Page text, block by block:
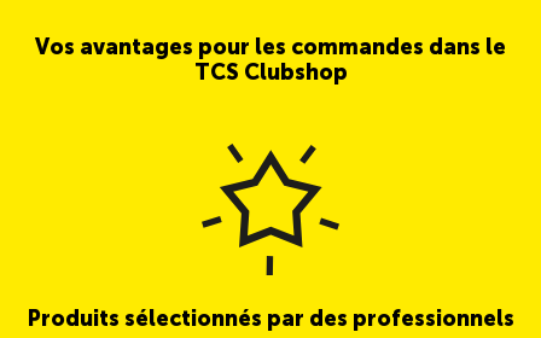
Vos avantages pour les commandes dans le
TCS Clubshop
Produits sélectionnés par des professionnels